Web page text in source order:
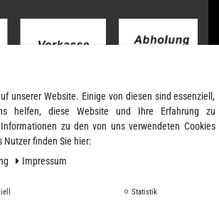
unserer Website. Einige von diesen sind essenziell,
helfen, diese Website und Ihre Erfahrung zu
zu den von uns verwendeten Cookies
Nutzer finden Sie hier:
Impressum
Statistik